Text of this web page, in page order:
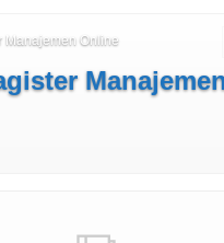
Manajemen Online